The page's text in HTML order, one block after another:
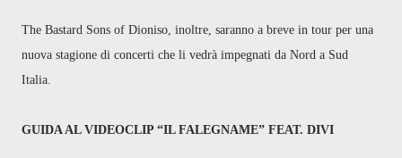
The Bastard Sons of Dioniso, inoltre, saranno a breve in tour per una
nuova stagione di concerti che li vedrà impegnati da Nord a Sud
Italia.
GUIDA AL VIDEOCLIP “IL FALEGNAME” FEAT. DIVI